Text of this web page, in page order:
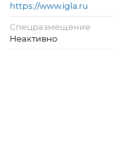
https://www.igla.ru
Спецразмещение
Неактивно